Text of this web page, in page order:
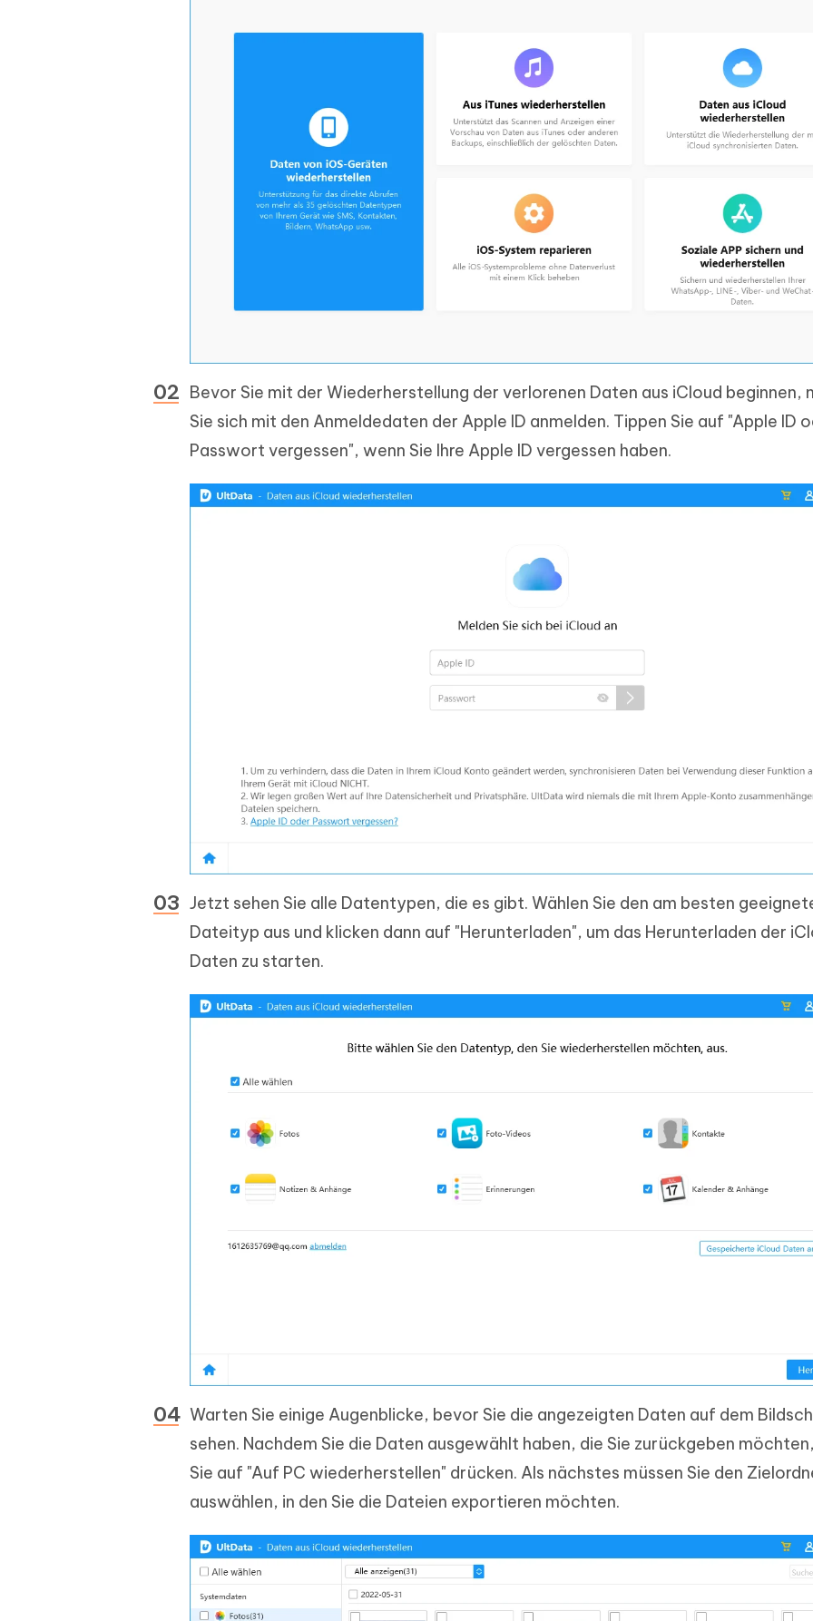
Bevor Sie mit der Wiederherstellung der verlorenen Daten aus iCloud beginnen,
Sie sich mit den Anmeldedaten der Apple ID anmelden. Tippen Sie auf "Apple ID
Passwort vergessen", wenn Sie Ihre Apple ID vergessen haben.
Jetzt sehen Sie alle Datentypen, die es gibt. Wählen Sie den am besten
Dateityp aus und klicken dann auf "Herunterladen", um das Herunterladen der
Daten zu starten.
Warten Sie einige Augenblicke, bevor Sie die angezeigten Daten auf dem
sehen. Nachdem Sie die Daten ausgewählt haben, die Sie zurückgeben
Sie auf "Auf PC wiederherstellen" drücken. Als nächstes müssen Sie den
auswählen, in den Sie die Dateien exportieren möchten.